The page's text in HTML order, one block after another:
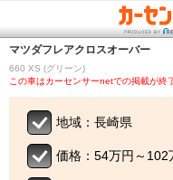
マツダフレアクロスオーバー
660 XS (グリーン)
この車はカーセンサーnetでの掲載が終
地域：長崎県
価格：54万円～102